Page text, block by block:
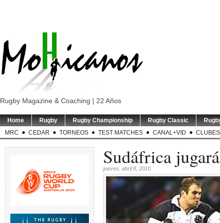
Rugby Magazine & Coaching | 22 Años
Home Rugby Rugby Championship Rugby Classic
MRC
CEDAR TORNEOS TEST MATCHES CANAL+VID CLUBES
Sudáfrica
jueves, abril 8, 2010